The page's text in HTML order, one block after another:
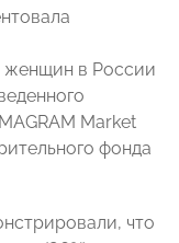
женщин в России
Market
фонда
что